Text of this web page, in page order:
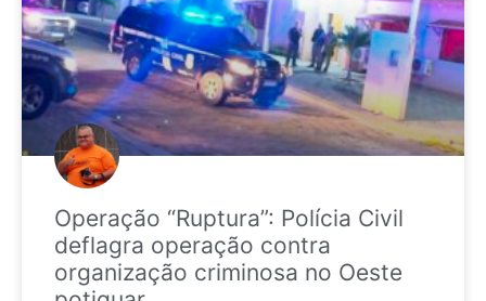
Operação “Ruptura”: Polícia Civil
deflagra operação contra
organização criminosa no Oeste